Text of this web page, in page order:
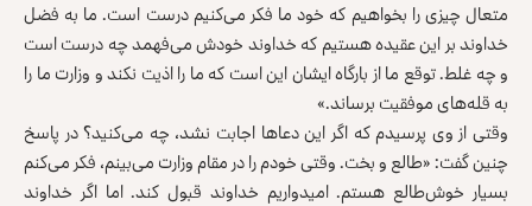
متعال چیزی را بخواهیم که خود ما فکر می‌کنیم درست است. ما به فضل
خداوند بر این عقیده هستیم که خداوند خودش می‌فهمد چه درست است
و چه غلط. توقع ما از بارگاه ایشان این است که ما را اذیت نکند و وزارت ما را
به قله‌های موفقیت برساند.»
وقتی از وی پرسیدم که اگر این دعاها اجابت نشد، چه می‌کنید؟ در پاسخ
چنین گفت: «طالع و بخت. وقتی خودم را در مقام وزارت می‌بینم، فکر می‌کنم
بسیار خوش‌طالع هستم. امیدواریم خداوند قبول کند. اما اگر خداوند